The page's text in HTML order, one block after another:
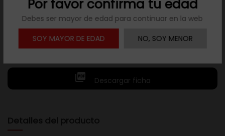
Por favor confirma tu edad
Debes ser mayor de edad para continuar en la web
SOY MAYOR DE EDAD
NO, SOY MENOR
no festivos, de 9h a 17h.
 Descargar ficha
Detalles del producto